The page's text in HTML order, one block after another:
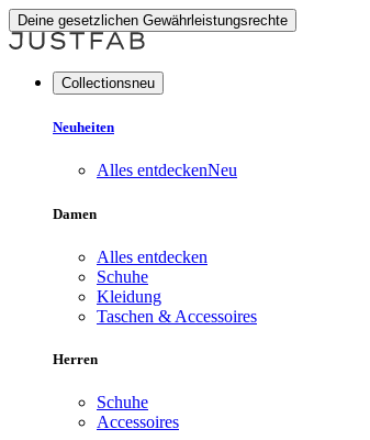
Deine gesetzlichen Gewährleistungsrechte
Collectionsneu
Neuheiten
Alles entdeckenNeu
Damen
Alles entdecken
Schuhe
Kleidung
Taschen & Accessoires
Herren
Schuhe
Accessoires